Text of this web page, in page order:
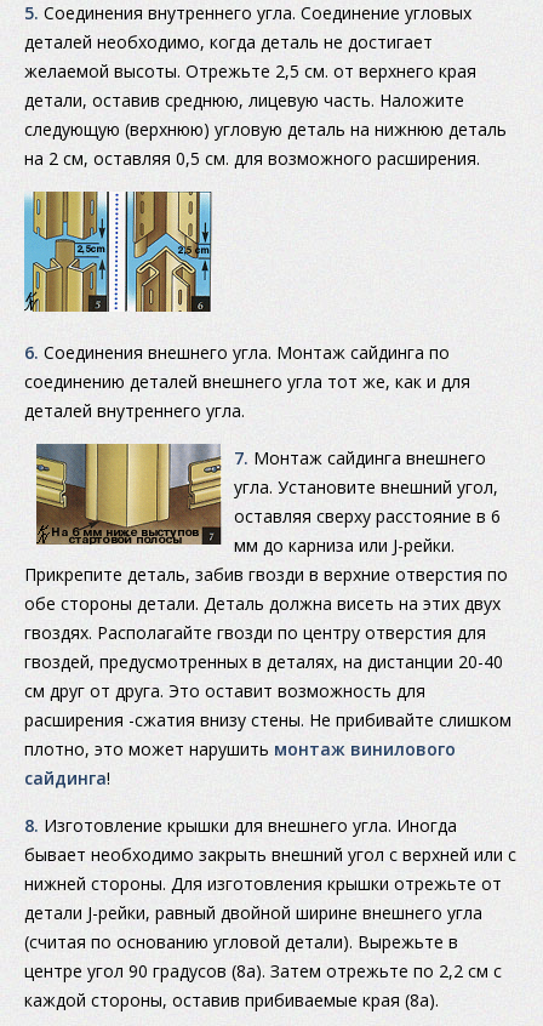
5. Соединения внутреннего угла. Соединение угловых
деталей необходимо, когда деталь не достигает
желаемой высоты. Отрежьте 2,5 см. от верхнего края
детали, оставив среднюю, лицевую часть. Наложите
следующую (верхнюю) угловую деталь на нижнюю деталь
на 2 см, оставляя 0,5 см. для возможного расширения.
6. Соединения внешнего угла. Монтаж сайдинга по
соединению деталей внешнего угла тот же, как и для
деталей внутреннего угла.
7. Монтаж сайдинга внешнего
угла. Установите внешний угол,
оставляя сверху расстояние в 6
мм до карниза или J-рейки.
Прикрепите деталь, забив гвозди в верхние отверстия по
обе стороны детали. Деталь должна висеть на этих двух
гвоздях. Располагайте гвозди по центру отверстия для
гвоздей, предусмотренных в деталях, на дистанции 20-40
см друг от друга. Это оставит возможность для
расширения -сжатия внизу стены. Не прибивайте слишком
плотно, это может нарушить монтаж винилового
сайдинга!
8.Изготовление крышки для внешнего угла. Иногда
бывает необходимо закрыть внешний угол с верхней или с
нижней стороны. Для изготовления крышки отрежьте от
детали J-рейки, равный двойной ширине внешнего угла
(считая по основанию угловой детали). Вырежьте в
центре угол 90 градусов (8а). Затем отрежьте по 2,2 см с
каждой стороны, оставив прибиваемые края (8а).